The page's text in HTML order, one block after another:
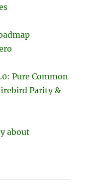
Pure Common
Parity &
about